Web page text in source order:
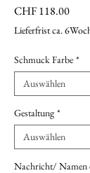
CHF 118.00Preis
Lieferfrist ca.
Schmuck Farbe *
Gestaltung *
Nachricht/ Namen